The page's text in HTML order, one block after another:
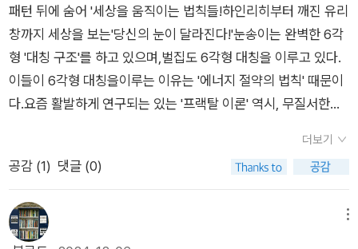
면서 강력하게 추천한다!세상을 지배하는 법칙을 통해 세상을 보
는 당신의 눈이 확실하게 달라진다!더 많은 선택과 여유로움을 위
해 “세상 읽기 시크릿, 법칙 101”을 많이 선물하고, 자기의 것으
로 만들 수 있도록 하라!
온하게 머물렀다면, 현재의 글로벌 기업 삼성은 과연 존재
할 수 있었을까요? 세계적인 거인으로 우뚝 서기는커녕, 한국 1
위 기업이라는 자리조차 지키지 못했을 것입니다. p109에는 프
레임의 법칙이라는 게 나오는데, 세상만사는 그 보는 관점에 따
라 얼마든지 다른 가치를 지니는 것으로 파악될 수 있다는 것입니
는 게 저자의 가르침입니다. "기도할 때 담배를 피워서는 안 되지
만. 담배 피울 때조차 기도는 가능하다"는 랍비의 말은 앞뒤가 맞
지 않는 모순이 아니라, 따지고 보면 인생의 심오한 진리
를 한 줌 품고 있는 것입니다. 동메달을 딴 자가 가장 만족스럽
고, 청소부가 자기 일에 대해 가장 큰 긍지를 느낀다니 그 역시 인
결국 종교전쟁인가? 세상이 힘들어질수록 사람들이 종교에 현혹
된다는 말을 떠올리게 된다. 왠지 안타까운 마음이 든다. ​기도 중
에 담배를 피워도 됩니까? 물었더니 현자가 말했다. 기도중에는
담배를 피울 수 없다고. 그렇다면 담배를 피우는 중에는 기도를
하면 안됩니까? 현자가 다시 말했다. 기도는 때와 장소가 필요없
으니 담배를 피우는 중에도 기도를 얼마든지 할 수 있다고. 똑같
은 일임에도 불구하고 현자의 대답이 달랐다는 건 무엇을 의미하
명하는 글인데 결국 모든 것은 자신의 마음에 따라 달라진다는 게
아닐까 싶다. 물이 반이나 남았다고 하는 것과 물이 반밖에 남이
패턴 뒤에 숨어 '세상을 움직이는 법칙들!하인리히부터 깨진 유리
창까지 세상을 보는'당신의 눈이 달라진다!'눈송이는 완벽한 6각
형 '대칭 구조'를 하고 있으며,벌집도 6각형 대칭을 이루고 있다.
이들이 6각형 대칭을이루는 이유는 '에너지 절약의 법칙' 때문이
다.요즘 활발하게 연구되는 있는 '프랙탈 이론' 역시, 무질서한자
체와 닮은 구조를 가리키는 말이다. 나무의 가지하나는 나무 전체
의 모습을 축소한 것이고, 전체는 가지하나를 확대한 모습이다.
유사성, 자기 닮음 현상이다.'가진 사람은 더 받아서 차고 남을 것
이며, 가지지 못한사람은 가진 것마저 빼앗길 것이다.' 이것이 바
로마태 효과며, 뜻은 '빈익빈부익부'다. 1960년대 저명한사회학
더보기
공감 (1) 댓글 (0)